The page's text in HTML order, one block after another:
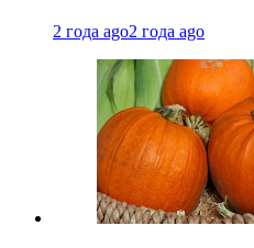
2 года ago2 года ago